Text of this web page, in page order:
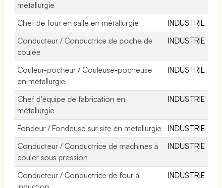
métallurgie
Chef de four en salle en métallurgie
INDUSTRIE
Conducteur / Conductrice de poche de
coulée
INDUSTRIE
Couleur-pocheur / Couleuse-pocheuse
en métallurgie
INDUSTRIE
Chef d'équipe de fabrication en
métallurgie
INDUSTRIE
Fondeur / Fondeuse sur site en métallurgie
INDUSTRIE
Conducteur / Conductrice de machines à
couler sous pression
INDUSTRIE
Conducteur / Conductrice de four à
INDUSTRIE